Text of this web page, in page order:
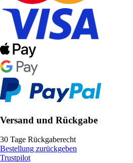
Versand und Rückgabe
30 Tage Rückgaberecht
Bestellung zurückgeben
Trustpilot